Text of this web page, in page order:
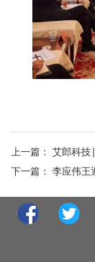
上一篇： 艾郎科技
下一篇： 李应伟王